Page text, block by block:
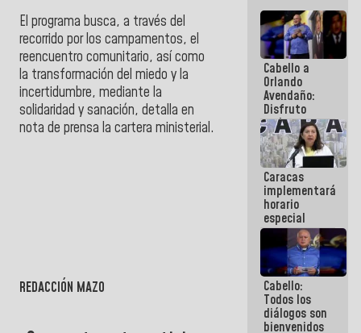
El programa busca, a través del
recorrido por los campamentos, el
reencuentro comunitario, así como
la transformación del miedo y la
incertidumbre, mediante la
solidaridad y sanación, detalla en
nota de prensa la cartera ministerial.
REDACCIÓN MAZO
Cabello a
Orlando
Avendaño:
Disfruto
cada vez
que escribes
porque lo
que haces
es
embarrarla
Caracas
implementará
horario
especial
para
adaptarse
al plan de
ahorro
energético
Cabello:
Todos los
diálogos son
bienvenidos